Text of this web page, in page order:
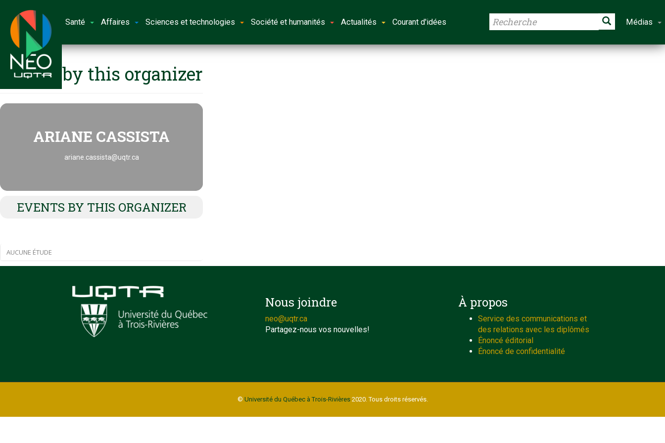
Santé Affaires Sciences et technologies Société et humanités Actualités Courant d'idées Médias
Events by this organizer
ARIANE CASSISTA
ariane.cassista@uqtr.ca
EVENTS BY THIS ORGANIZER
AUCUNE ÉTUDE
Nous joindre
neo@uqtr.ca
Partagez-nous vos nouvelles!
À propos
Service des communications et
des relations avec les diplômés
Énoncé éditorial
Énoncé de confidentialité
© Université du Québec à Trois-Rivières2020. Tous droits réservés.